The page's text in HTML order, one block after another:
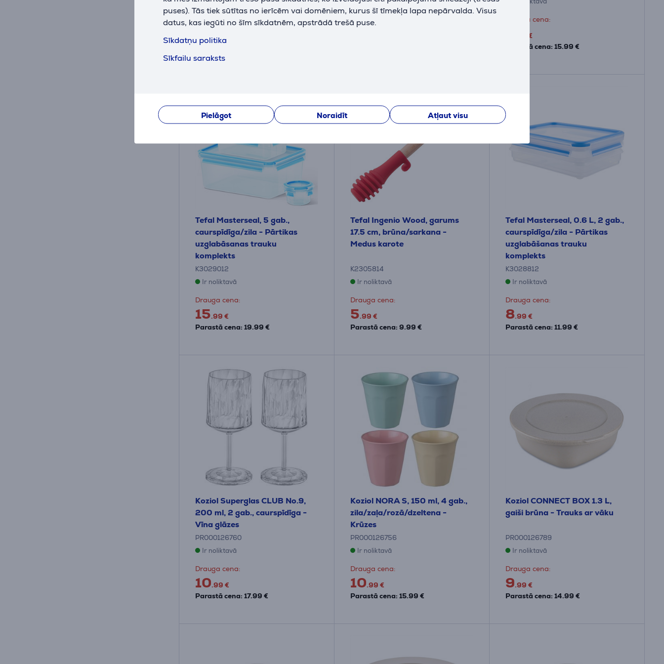
puses). Tās tiek sūtītas no ierīcēm vai domēniem, kurus šī tīmekļa lapa nepārvalda. Visus
datus, kas iegūti no šīm sīkdatnēm, apstrādā trešā puse.
Sīkdatņu politika
Sīkfailu saraksts
Pielāgot Noraidīt Atļaut visu
Drauga cena:
69.99 €
Parastā cena: 99.99 €
Drauga cena:
27
Drauga cena:
.99 €
Parastā cena: 15.99 €
Tefal Masterseal, 5 gab.,
caurspīdīga/zila - Pārtikas
uzglabāsanas trauku
komplekts
K3029012
Ir noliktavā
Drauga cena:
15.99 €
Parastā cena: 19.99 €
Tefal Ingenio Wood, garums
17.5 cm, brūna/sarkana -
Medus karote
K2305814
Ir noliktavā
Drauga cena:
5.99 €
Parastā cena: 9.99 €
Tefal Masterseal, 0.6 L, 2 gab.,
caurspīdīga/zila - Pārtikas
uzglabāšanas trauku
komplekts
K3028812
Ir noliktavā
Drauga cena:
8.99 €
Parastā cena: 11.99 €
Koziol Superglas CLUB No.9,
200 ml, 2 gab., caurspīdīga -
Vīna glāzes
PR000126760
Ir noliktavā
Drauga cena:
10.99 €
Parastā cena: 17.99 €
Koziol NORA S, 150 ml, 4 gab.,
zila/zaļa/rozā/dzeltena -
Krūzes
PR000126756
Ir noliktavā
Drauga cena:
10.99 €
Parastā cena: 15.99 €
Koziol CONNECT BOX 1.3 L,
gaiši brūna - Trauks ar vāku
PR000126789
Ir noliktavā
Drauga cena:
9.99 €
Parastā cena: 14.99 €